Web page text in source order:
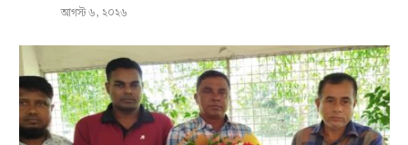
আগস্ট ৬, ২০২৬